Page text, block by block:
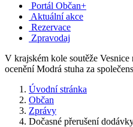
Portál Občan+
Aktuální akce
Rezervace
Zpravodaj
V krajském kole soutěže
ocenění Modrá stuha za
Úvodní stránka
Občan
Zprávy
Dočasné přerušení